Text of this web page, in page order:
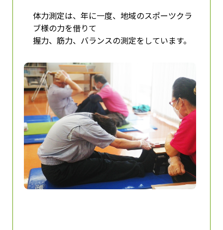
体力測定は、年に一度、地域のスポーツクラ
ブ様の力を借りて
握力、筋力、バランスの測定をしています。